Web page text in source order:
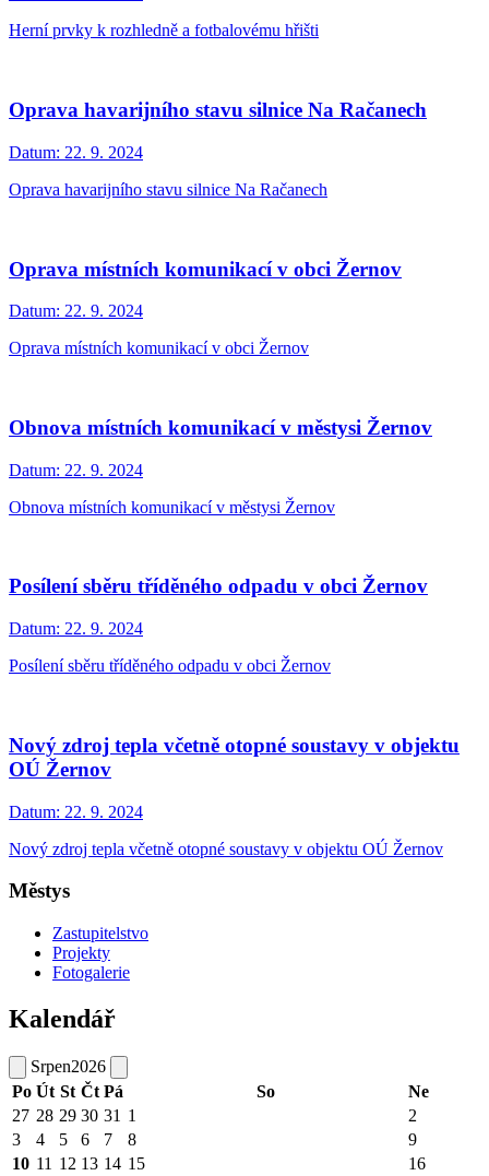
Herní prvky k rozhledně a fotbalovému hřišti
Oprava havarijního stavu silnice Na Račanech
Datum: 22. 9. 2024
Oprava havarijního stavu silnice Na Račanech
Oprava místních komunikací v obci Žernov
Datum: 22. 9. 2024
Oprava místních komunikací v obci Žernov
Obnova místních komunikací v městysi Žernov
Datum: 22. 9. 2024
Obnova místních komunikací v městysi Žernov
Posílení sběru tříděného odpadu v obci Žernov
Datum: 22. 9. 2024
Posílení sběru tříděného odpadu v obci Žernov
Nový zdroj tepla včetně otopné soustavy v objektu
OÚ Žernov
Datum: 22. 9. 2024
Nový zdroj tepla včetně otopné soustavy v objektu OÚ Žernov
Městys
Zastupitelstvo
Projekty
Fotogalerie
Kalendář
Srpen2026
Po Út St Čt Pá So
Ne
27 28 29 30 31 1
2
3
4 5 6 7 8
9
10 11 12 13 14 15 16